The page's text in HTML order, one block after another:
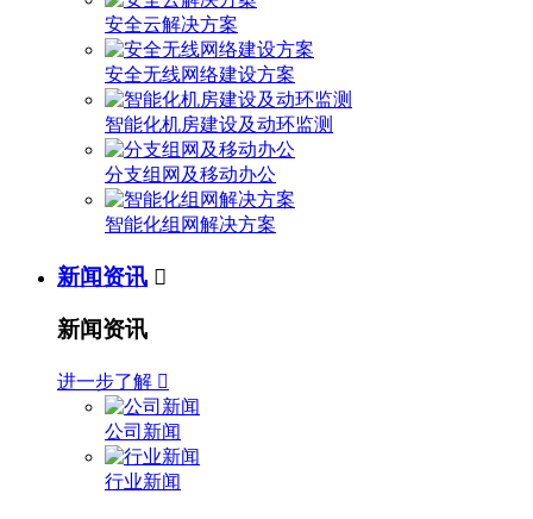
安全云解决方案
安全无线网络建设方案
智能化机房建设及动环监测
分支组网及移动办公
智能化组网解决方案
新闻资讯 
新闻资讯
进一步了解 
公司新闻
行业新闻